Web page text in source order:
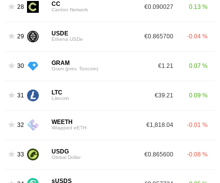
28 CC
Canton Network €0.090027 0.13 %
29 USDE
Ethena USDe €0.865700 -0.04 %
30 GRAM
Gram (prev. Toncoin) €1.21 0.07 %
31 LTC
Litecoin €39.21 0.09 %
32 WEETH
Wrapped eETH €1,818.04 -0.01 %
33 USDG
Global Dollar €0.865600 -0.08 %
sUSDS